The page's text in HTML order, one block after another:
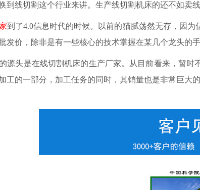
到线切割这个行业来讲。生产线切割机床的还不如卖线
到了
4.0信息时代的时候。以前的猫腻荡然无存，因
发价，除非是有一些核心的技术掌握在某几个龙头的手
的源头是在线切割机床的生产厂家。从目前看来，暂
工的一部分，加工任务的同时，其销量也是非常巨大